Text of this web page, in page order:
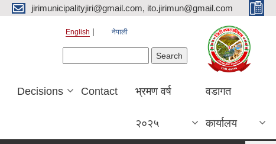
jirimunicipalityjiri@gmail.com, ito.jirimun@gmail.com
English नेपाली
Decisions Contact भ्रमण वर्ष
२०२५
वडागत
कार्यालय